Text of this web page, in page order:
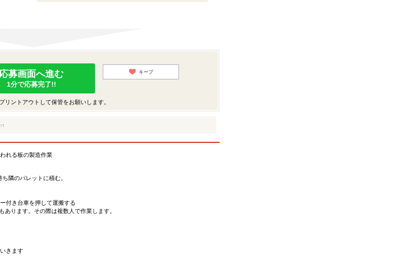
応募画面へ進む
1分で応募完了!!
キープ
ントアウトして保管をお願いします。
れる板の製造作業
隣のパレットに積む。
付き台車を押して運搬する
ります。その際は複数人で作業します。
きます